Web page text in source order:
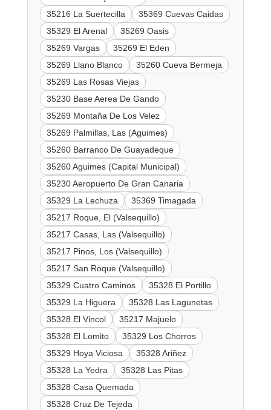
35216 La Suertecilla
35369 Cuevas Caidas
35329 El Arenal
35269 Oasis
35269 Vargas
35269 El Eden
35269 Llano Blanco
35260 Cueva Bermeja
35269 Las Rosas Viejas
35230 Base Aerea De Gando
35269 Montaña De Los Velez
35269 Palmillas, Las (Aguimes)
35260 Barranco De Guayadeque
35260 Aguimes (Capital Municipal)
35230 Aeropuerto De Gran Canaria
35329 La Lechuza
35369 Timagada
35217 Roque, El (Valsequillo)
35217 Casas, Las (Valsequillo)
35217 Pinos, Los (Valsequillo)
35217 San Roque (Valsequillo)
35329 Cuatro Caminos
35328 El Portillo
35329 La Higuera
35328 Las Lagunetas
35328 El Vincol
35217 Majuelo
35328 El Lomito
35329 Los Chorros
35329 Hoya Viciosa
35328 Ariñez
35328 La Yedra
35328 Las Pitas
35328 Casa Quemada
35328 Cruz De Tejeda